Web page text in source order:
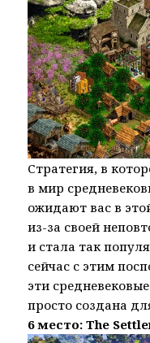
Стратегия, в
в мир
ожидают вас в
из-за своей
и стала так
сейчас с этим
эти
просто создана
6 место: The